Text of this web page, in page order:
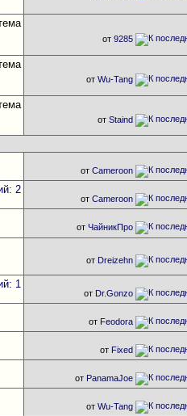
от9285
отWu-Tang
отStaind
отCameroon
отCameroon
отЧайникПро
от Dreizehn
от Dr.Gonzo
от Feodora
от Fixed
от PanamaJoe
отWu-Tang